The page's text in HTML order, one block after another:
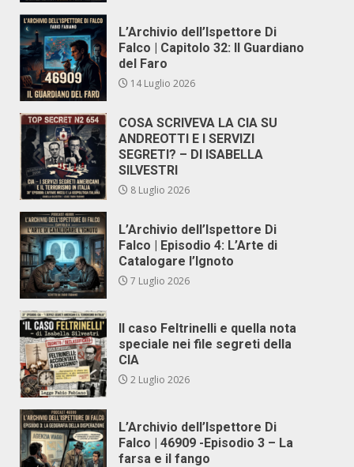
L’Archivio dell’Ispettore Di
Falco | Capitolo 32: Il Guardiano
del Faro
14 Luglio 2026
COSA SCRIVEVA LA CIA SU
ANDREOTTI E I SERVIZI
SEGRETI? – DI ISABELLA
SILVESTRI
8 Luglio 2026
L’Archivio dell’Ispettore Di
Falco | Episodio 4: L’Arte di
Catalogare l’Ignoto
7 Luglio 2026
Il caso Feltrinelli e quella nota
speciale nei file segreti della
CIA
2 Luglio 2026
L’Archivio dell’Ispettore Di
Falco | 46909 -Episodio 3 – La
farsa e il fango